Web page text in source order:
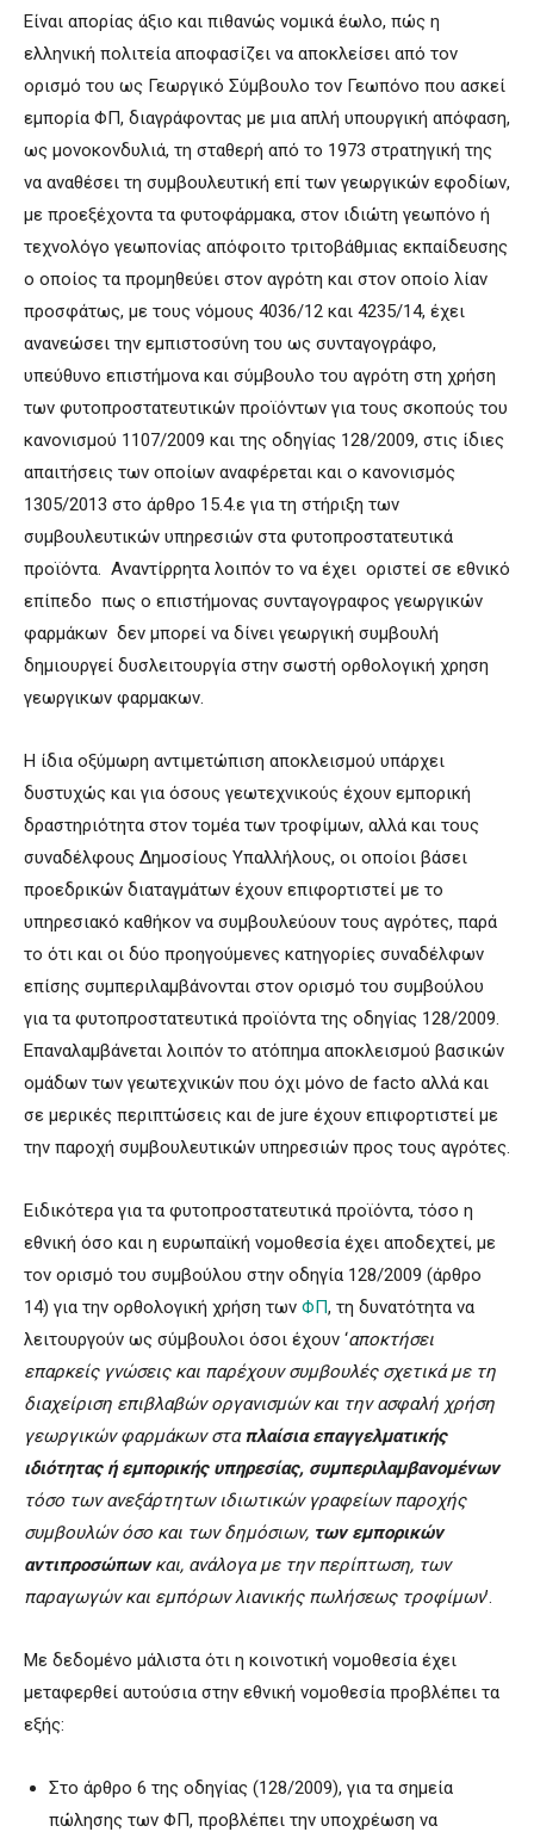
Είναι απορίας άξιο και πιθανώς νομικά έωλο, πώς η
ελληνική πολιτεία αποφασίζει να αποκλείσει από τον
ορισμό του ως Γεωργικό Σύμβουλο τον Γεωπόνο που ασκεί
εμπορία ΦΠ, διαγράφοντας με μια απλή υπουργική απόφαση,
ως μονοκονδυλιά, τη σταθερή από το 1973 στρατηγική της
να αναθέσει τη συμβουλευτική επί των γεωργικών εφοδίων,
με προεξέχοντα τα φυτοφάρμακα, στον ιδιώτη γεωπόνο ή
τεχνολόγο γεωπονίας απόφοιτο τριτοβάθμιας εκπαίδευσης
ο οποίος τα προμηθεύει στον αγρότη και στον οποίο λίαν
προσφάτως, με τους νόμους 4036/12 και 4235/14, έχει
ανανεώσει την εμπιστοσύνη του ως συνταγογράφο,
υπεύθυνο επιστήμονα και σύμβουλο του αγρότη στη χρήση
των φυτοπροστατευτικών προϊόντων για τους σκοπούς του
κανονισμού 1107/2009 και της οδηγίας 128/2009, στις ίδιες
απαιτήσεις των οποίων αναφέρεται και ο κανονισμός
1305/2013 στο άρθρο 15.4.ε για τη στήριξη των
συμβουλευτικών υπηρεσιών στα φυτοπροστατευτικά
προϊόντα. Αναντίρρητα λοιπόν το να έχει οριστεί σε εθνικό
επίπεδο πως ο επιστήμονας συνταγογραφος γεωργικών
φαρμάκων δεν μπορεί να δίνει γεωργική συμβουλή
δημιουργεί δυσλειτουργία στην σωστή ορθολογική χρηση
γεωργικων φαρμακων.
Η ίδια οξύμωρη αντιμετώπιση αποκλεισμού υπάρχει
δυστυχώς και για όσους γεωτεχνικούς έχουν εμπορική
δραστηριότητα στον τομέα των τροφίμων, αλλά και τους
συναδέλφους Δημοσίους Υπαλλήλους, οι οποίοι βάσει
προεδρικών διαταγμάτων έχουν επιφορτιστεί με το
υπηρεσιακό καθήκον να συμβουλεύουν τους αγρότες, παρά
το ότι και οι δύο προηγούμενες κατηγορίες συναδέλφων
επίσης συμπεριλαμβάνονται στον ορισμό του συμβούλου
για τα φυτοπροστατευτικά προϊόντα της οδηγίας 128/2009.
Επαναλαμβάνεται λοιπόν το ατόπημα αποκλεισμού βασικών
ομάδων των γεωτεχνικών που όχι μόνο de facto αλλά και
σε μερικές περιπτώσεις και de jure έχουν επιφορτιστεί με
την παροχή συμβουλευτικών υπηρεσιών προς τους αγρότες.
Ειδικότερα για τα φυτοπροστατευτικά προϊόντα, τόσο η
εθνική όσο και η ευρωπαϊκή νομοθεσία έχει αποδεχτεί, με
τον ορισμό του συμβούλου στην οδηγία 128/2009 (άρθρο
14) για την ορθολογική χρήση των ΦΠ, τη δυνατότητα να
λειτουργούν ως σύμβουλοι όσοι έχουν ‘αποκτήσει
επαρκείς γνώσεις και παρέχουν συμβουλές σχετικά με τη
διαχείριση επιβλαβών οργανισμών και την ασφαλή χρήση
γεωργικών φαρμάκων σταπλαίσια επαγγελματικής
ιδιότητας ή εμπορικής υπηρεσίας, συμπεριλαμβανομένων
τόσο των ανεξάρτητων ιδιωτικών γραφείων παροχής
συμβουλών όσο και των δημόσιων, των εμπορικών
αντιπροσώπωνκαι, ανάλογα με την περίπτωση, των
παραγωγών και εμπόρων λιανικής πωλήσεως τροφίμων’.
Με δεδομένο μάλιστα ότι η κοινοτική νομοθεσία έχει
μεταφερθεί αυτούσια στην εθνική νομοθεσία προβλέπει τα
εξής:
Στο άρθρο 6 της οδηγίας (128/2009), για τα σημεία
πώλησης των ΦΠ, προβλέπει την υποχρέωση να